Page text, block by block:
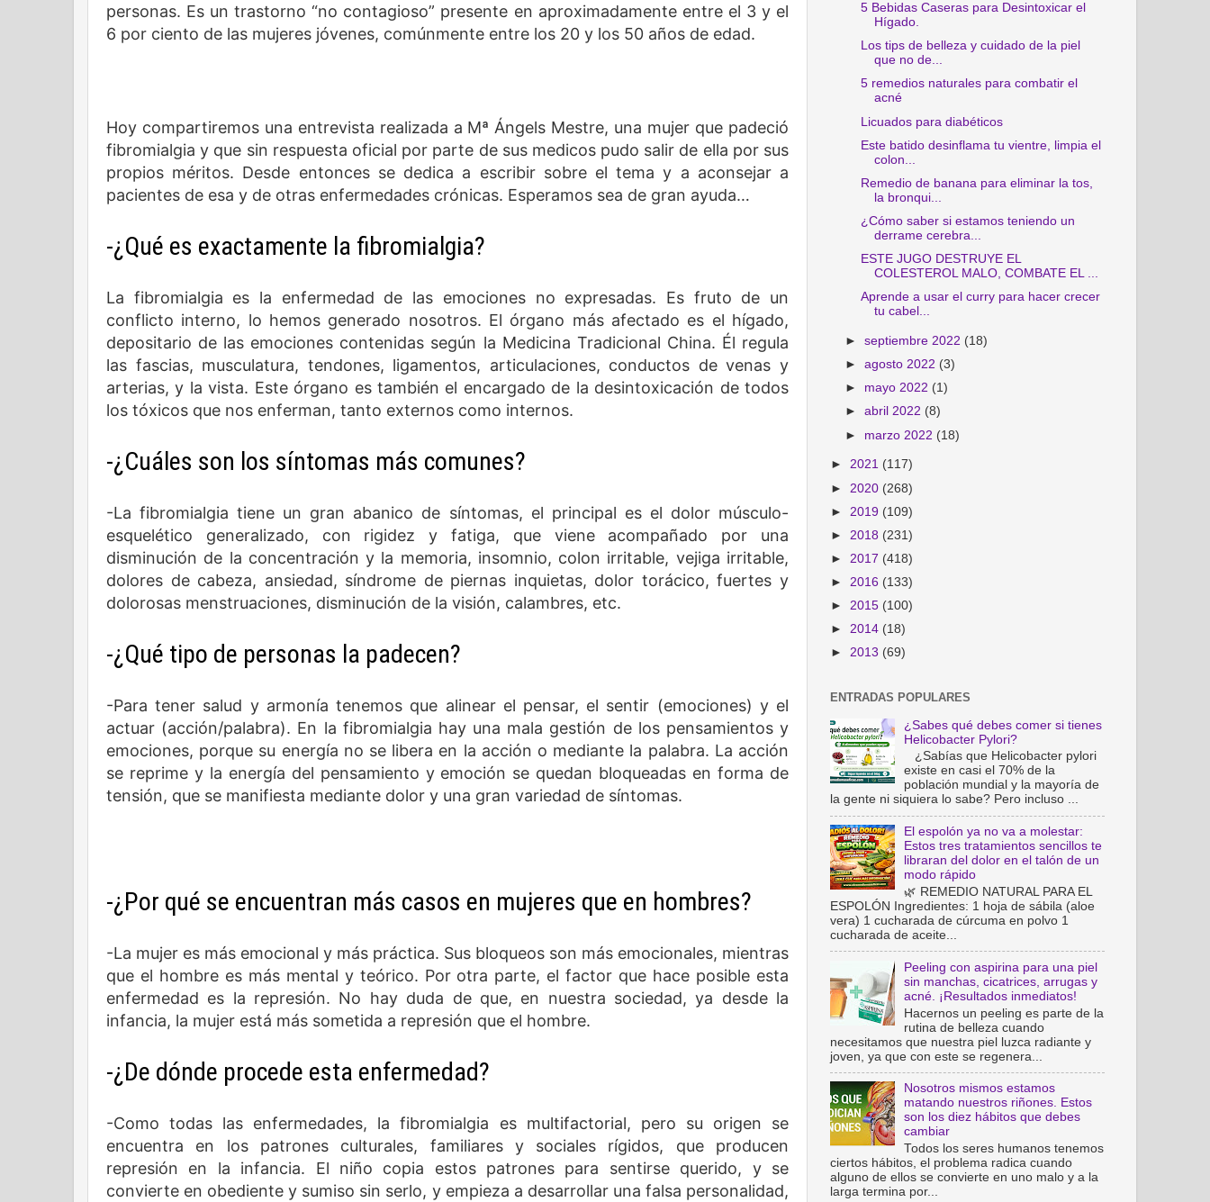
personas. Es un trastorno “no contagioso” presente en aproximadamente entre el 3 y el
6 por ciento de las mujeres jóvenes, comúnmente entre los 20 y los 50 años de edad.
Hoy compartiremos una entrevista realizada a Mª Ángels Mestre, una mujer que padeció
fibromialgia y que sin respuesta oficial por parte de sus medicos pudo salir de ella por sus
propios méritos. Desde entonces se dedica a escribir sobre el tema y a aconsejar a
pacientes de esa y de otras enfermedades crónicas. Esperamos sea de gran ayuda…
-¿Qué es exactamente la fibromialgia?
La fibromialgia es la enfermedad de las emociones no expresadas. Es fruto de un
conflicto interno, lo hemos generado nosotros. El órgano más afectado es el hígado,
depositario de las emociones contenidas según la Medicina Tradicional China. Él regula
las fascias, musculatura, tendones, ligamentos, articulaciones, conductos de venas y
arterias, y la vista. Este órgano es también el encargado de la desintoxicación de todos
los tóxicos que nos enferman, tanto externos como internos.
-¿Cuáles son los síntomas más comunes?
-La fibromialgia tiene un gran abanico de síntomas, el principal es el dolor músculo-
esquelético generalizado, con rigidez y fatiga, que viene acompañado por una
disminución de la concentración y la memoria, insomnio, colon irritable, vejiga irritable,
dolores de cabeza, ansiedad, síndrome de piernas inquietas, dolor torácico, fuertes y
dolorosas menstruaciones, disminución de la visión, calambres, etc.
-¿Qué tipo de personas la padecen?
-Para tener salud y armonía tenemos que alinear el pensar, el sentir (emociones) y el
actuar (acción/palabra). En la fibromialgia hay una mala gestión de los pensamientos y
emociones, porque su energía no se libera en la acción o mediante la palabra. La acción
se reprime y la energía del pensamiento y emoción se quedan bloqueadas en forma de
tensión, que se manifiesta mediante dolor y una gran variedad de síntomas.
-¿Por qué se encuentran más casos en mujeres que en hombres?
-La mujer es más emocional y más práctica. Sus bloqueos son más emocionales, mientras
que el hombre es más mental y teórico. Por otra parte, el factor que hace posible esta
enfermedad es la represión. No hay duda de que, en nuestra sociedad, ya desde la
infancia, la mujer está más sometida a represión que el hombre.
-¿De dónde procede esta enfermedad?
-Como todas las enfermedades, la fibromialgia es multifactorial, pero su origen se
encuentra en los patrones culturales, familiares y sociales rígidos, que producen
represión en la infancia. El niño copia estos patrones para sentirse querido, y se
convierte en obediente y sumiso sin serlo, y empieza a desarrollar una falsa personalidad,
5 Bebidas Caseras para Desintoxicar el
Hígado.
Los tips de belleza y cuidado de la piel
que no de...
5 remedios naturales para combatir el
acné
Licuados para diabéticos
Este batido desinflama tu vientre, limpia el
colon...
Remedio de banana para eliminar la tos,
la bronqui...
¿Cómo saber si estamos teniendo un
derrame cerebra...
ESTE JUGO DESTRUYE EL
COLESTEROL MALO, COMBATE EL ...
Aprende a usar el curry para hacer crecer
tu cabel...
►septiembre 2022 (18)
►agosto 2022 (3)
► mayo 2022 (1)
►abril 2022 (8)
► marzo 2022 (18)
► 2021 (117)
► 2020 (268)
► 2019 (109)
► 2018 (231)
► 2017 (418)
► 2016 (133)
► 2015 (100)
► 2014 (18)
► 2013 (69)
ENTRADAS POPULARES
¿Sabes qué debes comer si tienes
Helicobacter Pylori?
¿Sabías que Helicobacter pylori
existe en casi el 70% de la
población mundial y la mayoría de
la gente ni siquiera lo sabe? Pero incluso ...
El espolón ya no va a molestar:
Estos tres tratamientos sencillos te
libraran del dolor en el talón de un
modo rápido
🌿 REMEDIO NATURAL PARA EL
ESPOLÓN Ingredientes: 1 hoja de sábila (aloe
vera) 1 cucharada de cúrcuma en polvo 1
cucharada de aceite...
Peeling con aspirina para una piel
sin manchas, cicatrices, arrugas y
acné. ¡Resultados inmediatos!
Hacernos un peeling es parte de la
rutina de belleza cuando
necesitamos que nuestra piel luzca radiante y
joven, ya que con este se regenera...
Nosotros mismos estamos
matando nuestros riñones. Estos
son los diez hábitos que debes
cambiar
Todos los seres humanos tenemos
ciertos hábitos, el problema radica cuando
alguno de ellos se convierte en uno malo y a la
larga termina por...